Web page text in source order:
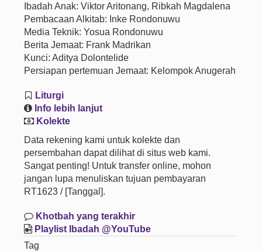
Ibadah Anak: Viktor Aritonang, Ribkah Magdalena
Pembacaan Alkitab: Inke Rondonuwu
Media Teknik: Yosua Rondonuwu
Berita Jemaat: Frank Madrikan
Kunci: Aditya Dolontelide
Persiapan pertemuan Jemaat: Kelompok Anugerah
Liturgi
Info lebih lanjut
Kolekte
Data rekening kami untuk kolekte dan
persembahan dapat dilihat di situs web kami.
Sangat penting! Untuk transfer online, mohon
jangan lupa menuliskan tujuan pembayaran
RT1623 / [Tanggal].
Khotbah yang terakhir
Playlist Ibadah @YouTube
Tag